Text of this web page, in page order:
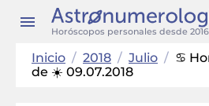
Horóscopos personales desde 2016
Inicio / 2018 / Julio / ♋
de ☀️ 09.07.2018